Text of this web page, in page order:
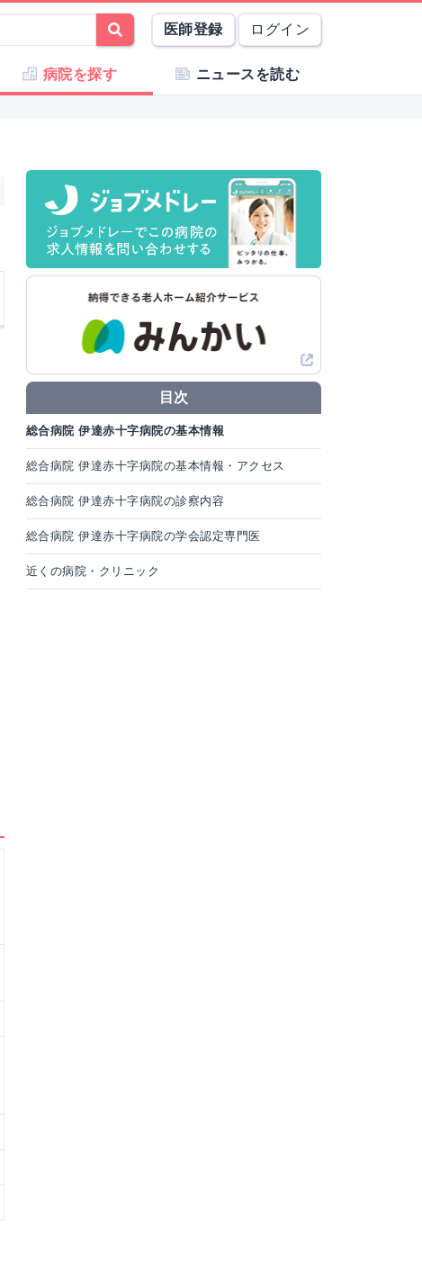
医師登録 ログイン
病院を探す ニュースを読む
目次
総合病院 伊達赤十字病院の基本情報
総合病院 伊達赤十字病院の基本情報・アクセス
総合病院 伊達赤十字病院の診察内容
総合病院 伊達赤十字病院の学会認定専門医
近くの病院・クリニック